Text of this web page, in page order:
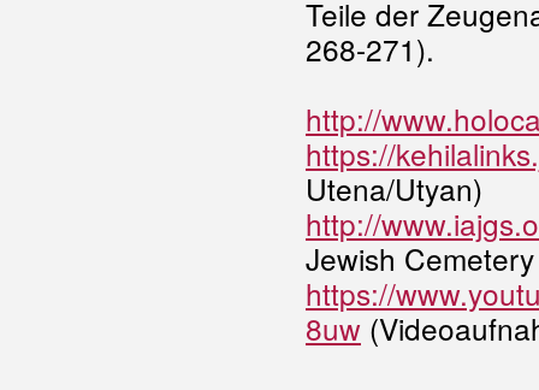
Teile der
268-271).
http://
https://
Utena/Utyan)
http://
Jewish
https://
8uw